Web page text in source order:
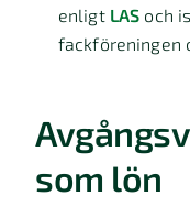
enligt LAS och
fackföreningen
som lön